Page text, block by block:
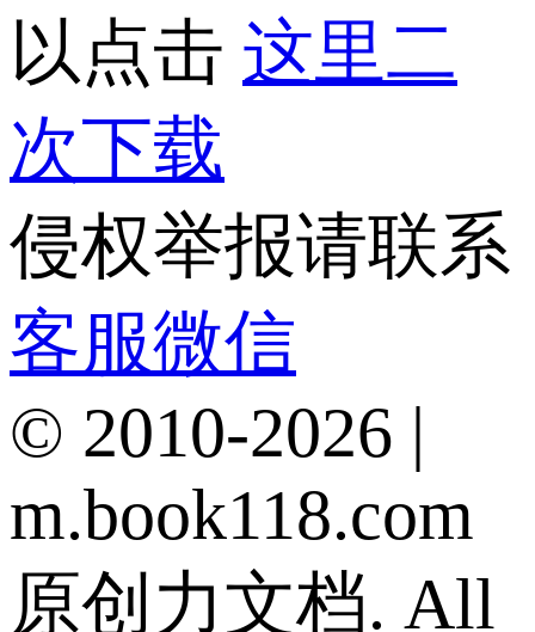
以点击 这里二
次下载
侵权举报请联系
客服微信
© 2010-2026 |
m.book118.com
原创力文档. All